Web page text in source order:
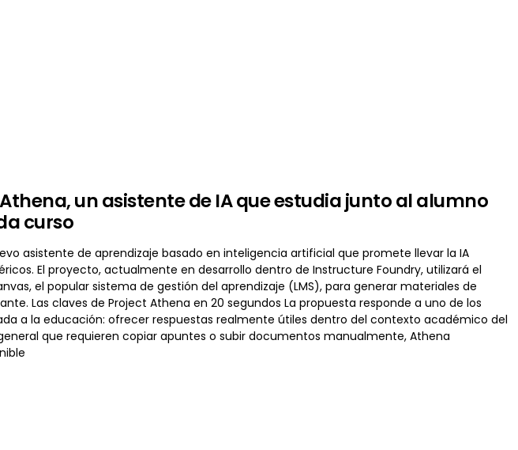
un asistente de IA que estudia junto al alumno
curso
asistente de aprendizaje basado en inteligencia artificial que promete llevar la IA
El proyecto, actualmente en desarrollo dentro de Instructure Foundry, utilizará el
el popular sistema de gestión del aprendizaje (LMS), para generar materiales de
Las claves de Project Athena en 20 segundos La propuesta responde a uno de los
a la educación: ofrecer respuestas realmente útiles dentro del contexto académico del
que requieren copiar apuntes o subir documentos manualmente, Athena